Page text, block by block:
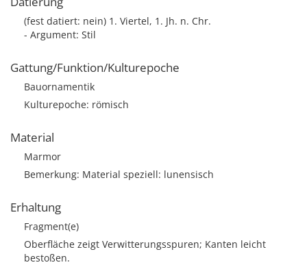
(fest datiert: nein) 1. Viertel, 1. Jh. n. Chr.
- Argument: Stil
Gattung/Funktion/Kulturepoche
Bauornamentik
Kulturepoche: römisch
Material
Marmor
Bemerkung: Material speziell: lunensisch
Erhaltung
Fragment(e)
Oberfläche zeigt Verwitterungsspuren; Kanten leicht
bestoßen.